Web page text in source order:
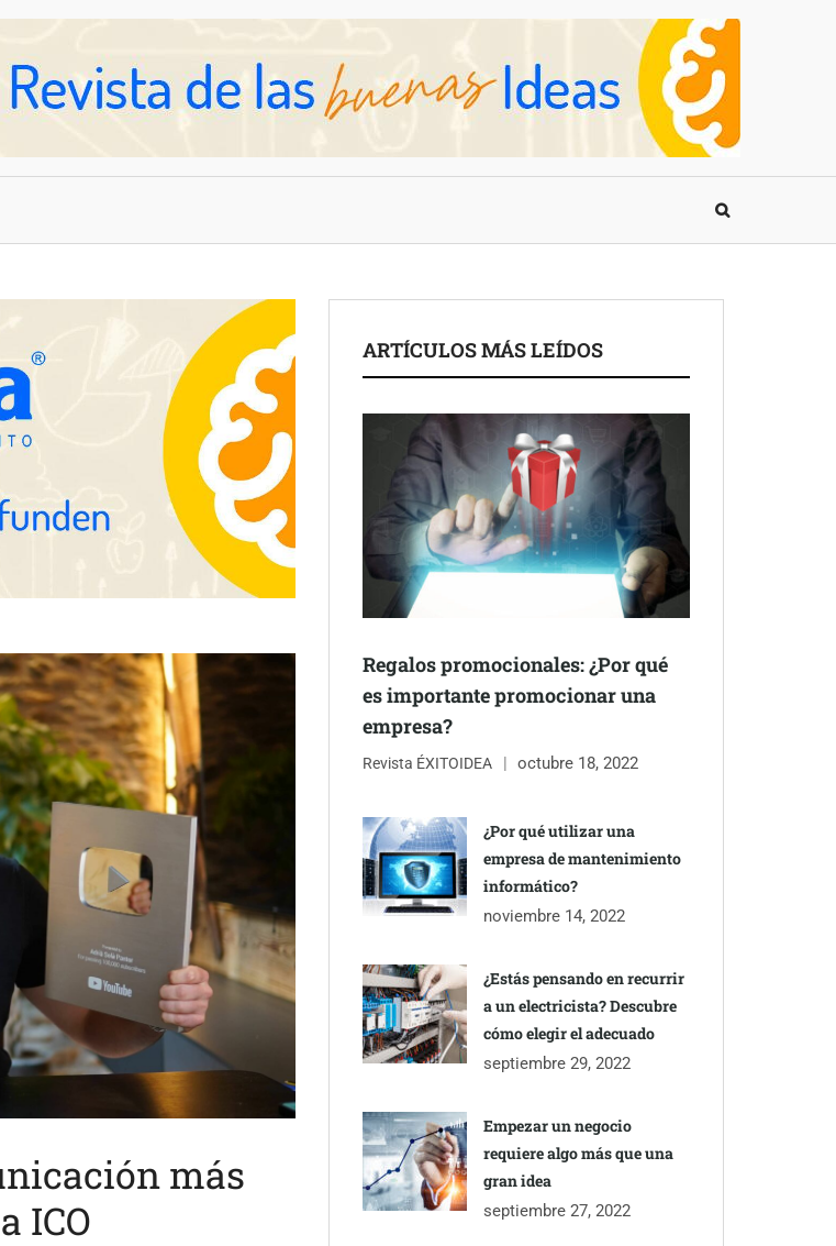
más
ICO
ARTÍCULOS MÁS LEÍDOS
Regalos promocionales: ¿Por qué
es importante promocionar una
empresa?
Revista ÉXITOIDEA octubre 18, 2022
¿Por qué utilizar una
empresa de mantenimiento
informático?
noviembre 14, 2022
¿Estás pensando en recurrir
a un electricista? Descubre
cómo elegir el adecuado
septiembre 29, 2022
Empezar un negocio
requiere algo más que una
gran idea
septiembre 27, 2022